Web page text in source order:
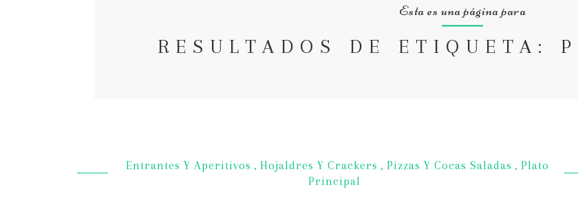
Esta es una página para
RESULTADOS DE ETIQUETA:
Entrantes Y Aperitivos , Hojaldres Y Crackers , Pizzas Y Cocas Saladas , Plato
Principal